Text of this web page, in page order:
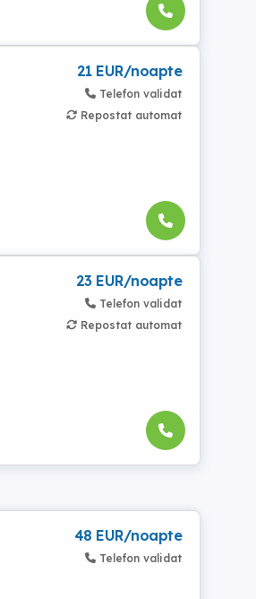
21 EUR/noapte
Telefon validat
Repostat automat
23 EUR/noapte
Telefon validat
Repostat automat
48 EUR/noapte
Telefon validat